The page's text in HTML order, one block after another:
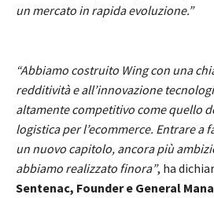
un mercato in rapida evoluzione.”
“Abbiamo costruito Wing con una
redditività e all’innovazione
altamente competitivo come quello
logistica per l’ecommerce. Entrare a
un nuovo capitolo, ancora più
abbiamo realizzato finora”, ha
Sentenac, Founder e General